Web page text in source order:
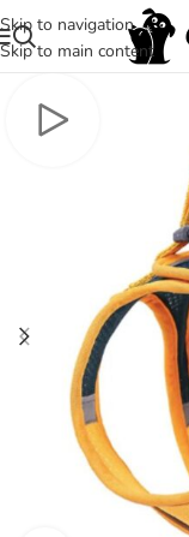
Skip to navigation
Skip to main content